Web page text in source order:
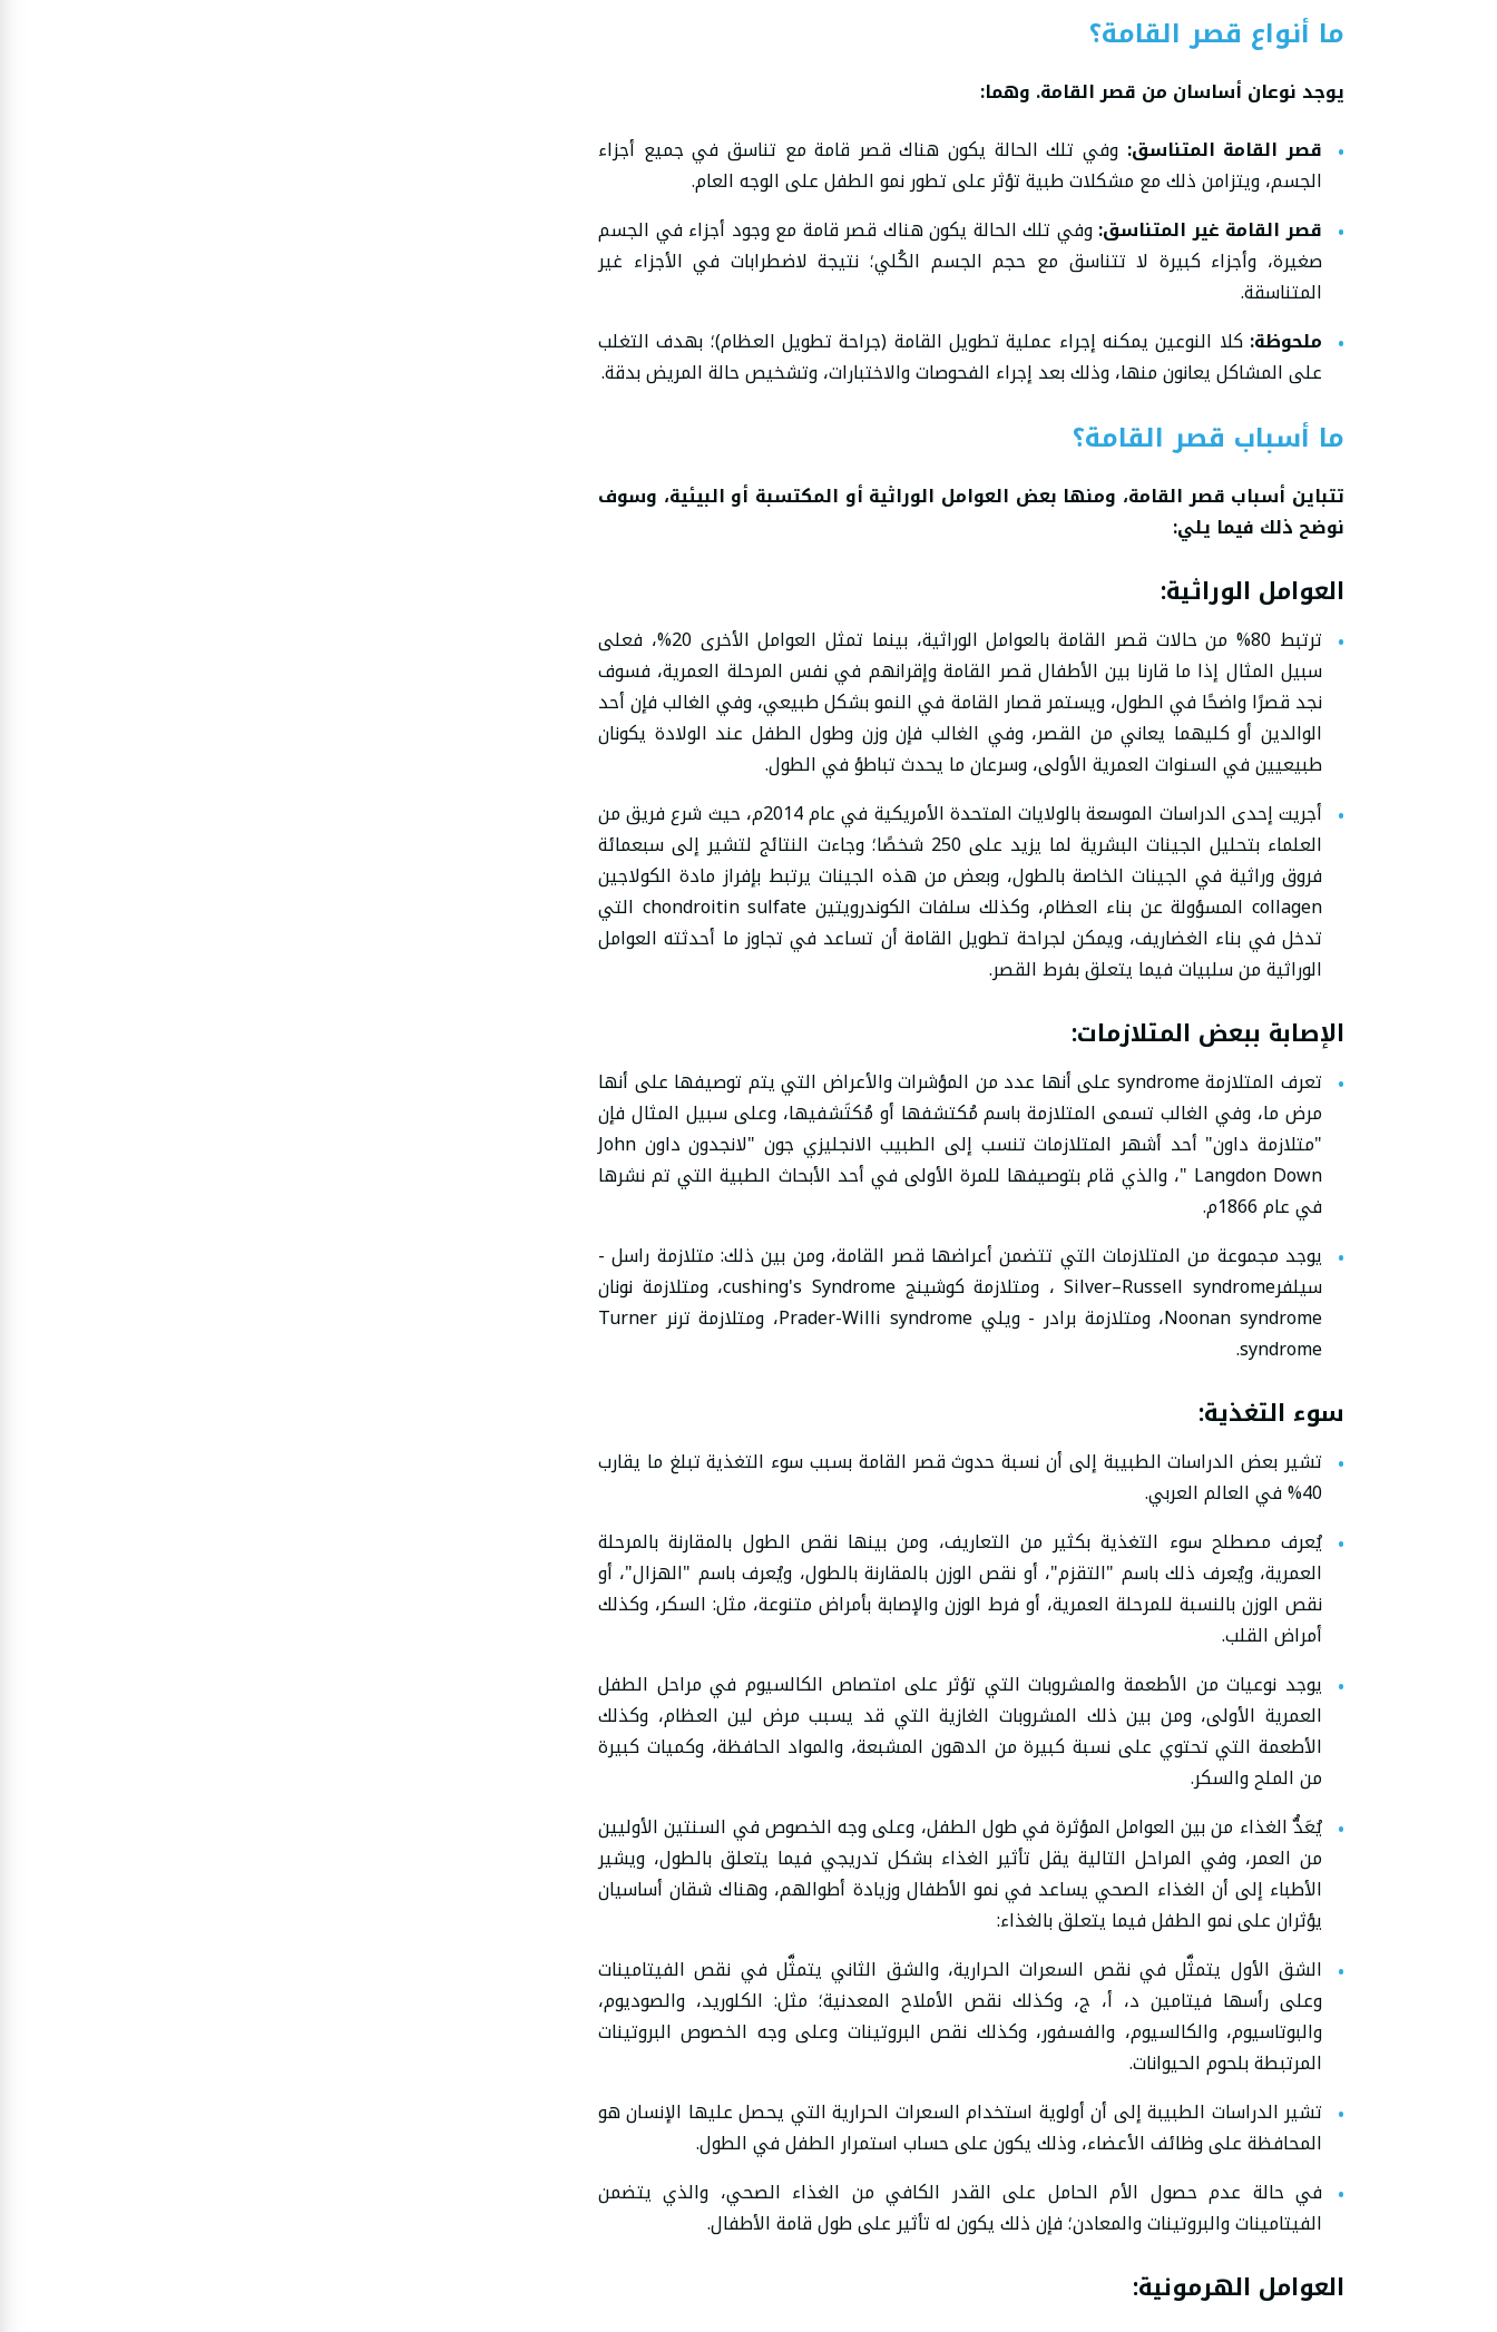
ما أنواع قصر القامة؟
يوجد نوعان أساسان من قصر القامة. وهما:
قصر القامة المتناسق: وفي تلك الحالة يكون هناك قصر قامة مع تناسق في جميع أجزاء
الجسم، ويتزامن ذلك مع مشكلات طبية تؤثر على تطور نمو الطفل على الوجه العام.
قصر القامة غير المتناسق:وفي تلك الحالة يكون هناك قصر قامة مع وجود أجزاء في الجسم
صغيرة، وأجزاء كبيرة لا تتناسق مع حجم الجسم الكُلي؛ نتيجة لاضطرابات في الأجزاء غير
المتناسقة.
ملحوظة: كلا النوعين يمكنه إجراء عملية تطويل القامة (جراحة تطويل العظام)؛ بهدف التغلب
على المشاكل يعانون منها، وذلك بعد إجراء الفحوصات والاختبارات، وتشخيص حالة المريض بدقة.
ما أسباب قصر القامة؟
تتباين أسباب قصر القامة، ومنها بعض العوامل الوراثية أو المكتسبة أو البيئية، وسوف
نوضح ذلك فيما يلي:
العوامل الوراثية:
ترتبط 80% من حالات قصر القامة بالعوامل الوراثية، بينما تمثل العوامل الأخرى 20%، فعلى
سبيل المثال إذا ما قارنا بين الأطفال قصر القامة وإقرانهم في نفس المرحلة العمرية، فسوف
نجد قصرًا واضحًا في الطول، ويستمر قصار القامة في النمو بشكل طبيعي، وفي الغالب فإن أحد
الوالدين أو كليهما يعاني من القصر، وفي الغالب فإن وزن وطول الطفل عند الولادة يكونان
طبيعيين في السنوات العمرية الأولى، وسرعان ما يحدث تباطؤ في الطول.
أجريت إحدى الدراسات الموسعة بالولايات المتحدة الأمريكية في عام 2014م، حيث شرع فريق من
العلماء بتحليل الجينات البشرية لما يزيد على 250 شخصًا؛ وجاءت النتائج لتشير إلى سبعمائة
فروق وراثية في الجينات الخاصة بالطول، وبعض من هذه الجينات يرتبط بإفراز مادة الكولاجين
collagen المسؤولة عن بناء العظام، وكذلك سلفات الكوندرويتين chondroitin sulfate التي
تدخل في بناء الغضاريف، ويمكن لجراحة تطويل القامة أن تساعد في تجاوز ما أحدثته العوامل
الوراثية من سلبيات فيما يتعلق بفرط القصر.
الإصابة ببعض المتلازمات:
تعرف المتلازمة syndrome على أنها عدد من المؤشرات والأعراض التي يتم توصيفها على أنها
مرض ما، وفي الغالب تسمى المتلازمة باسم مُكتشفها أو مُكتَشفيها، وعلى سبيل المثال فإن
"متلازمة داون" أحد أشهر المتلازمات تنسب إلى الطبيب الانجليزي جون "لانجدون داون John
Langdon Down "، والذي قام بتوصيفها للمرة الأولى في أحد الأبحاث الطبية التي تم نشرها
في عام 1866م.
يوجد مجموعة من المتلازمات التي تتضمن أعراضها قصر القامة، ومن بين ذلك: متلازمة راسل -
سيلفرSilver–Russell syndrome ، ومتلازمة كوشينج cushing's Syndrome، ومتلازمة نونان
Noonan syndrome، ومتلازمة برادر - ويلي Prader-Willi syndrome، ومتلازمة ترنر Turner
syndrome.
سوء التغذية:
تشير بعض الدراسات الطبيبة إلى أن نسبة حدوث قصر القامة بسبب سوء التغذية تبلغ ما يقارب
40% في العالم العربي.
يُعرف مصطلح سوء التغذية بكثير من التعاريف، ومن بينها نقص الطول بالمقارنة بالمرحلة
العمرية، ويُعرف ذلك باسم "التقزم"، أو نقص الوزن بالمقارنة بالطول، ويُعرف باسم "الهزال"، أو
نقص الوزن بالنسبة للمرحلة العمرية، أو فرط الوزن والإصابة بأمراض متنوعة، مثل: السكر، وكذلك
أمراض القلب.
يوجد نوعيات من الأطعمة والمشروبات التي تؤثر على امتصاص الكالسيوم في مراحل الطفل
العمرية الأولى، ومن بين ذلك المشروبات الغازية التي قد يسبب مرض لين العظام، وكذلك
الأطعمة التي تحتوي على نسبة كبيرة من الدهون المشبعة، والمواد الحافظة، وكميات كبيرة
من الملح والسكر.
يُعَدُّ الغذاء من بين العوامل المؤثرة في طول الطفل، وعلى وجه الخصوص في السنتين الأوليين
من العمر، وفي المراحل التالية يقل تأثير الغذاء بشكل تدريجي فيما يتعلق بالطول، ويشير
الأطباء إلى أن الغذاء الصحي يساعد في نمو الأطفال وزيادة أطوالهم، وهناك شقان أساسيان
يؤثران على نمو الطفل فيما يتعلق بالغذاء:
الشق الأول يتمثَّل في نقص السعرات الحرارية، والشق الثاني يتمثَّل في نقص الفيتامينات
وعلى رأسها فيتامين د، أ، ج، وكذلك نقص الأملاح المعدنية؛ مثل: الكلوريد، والصوديوم،
والبوتاسيوم، والكالسيوم، والفسفور، وكذلك نقص البروتينات وعلى وجه الخصوص البروتينات
المرتبطة بلحوم الحيوانات.
تشير الدراسات الطبيبة إلى أن أولوية استخدام السعرات الحرارية التي يحصل عليها الإنسان هو
المحافظة على وظائف الأعضاء، وذلك يكون على حساب استمرار الطفل في الطول.
في حالة عدم حصول الأم الحامل على القدر الكافي من الغذاء الصحي، والذي يتضمن
الفيتامينات والبروتينات والمعادن؛ فإن ذلك يكون له تأثير على طول قامة الأطفال.
العوامل الهرمونية: